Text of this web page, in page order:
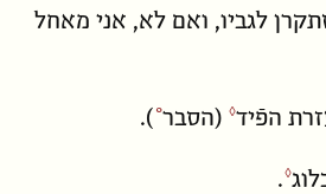
לגביו, ואם לא, אני מאחל
הפֿיד (הסבר ).
.